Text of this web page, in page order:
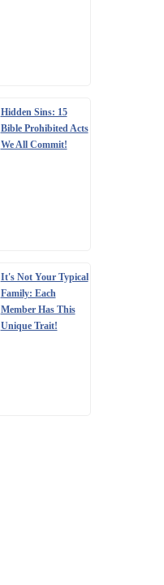
Hidden Sins: 15
Bible Prohibited Acts
We All Commit!
It's Not Your Typical
Family: Each
Member Has This
Unique Trait!